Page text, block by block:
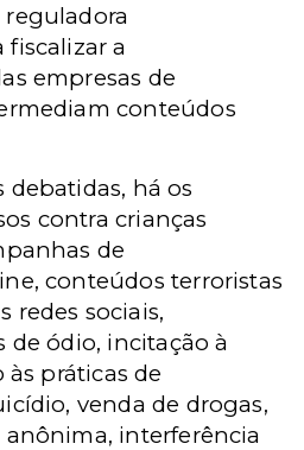
a
empresas de
conteúdos
debatidas, há os
contra crianças
de
conteúdos terroristas
redes sociais,
de ódio, incitação à
práticas de
venda de drogas,
interferência